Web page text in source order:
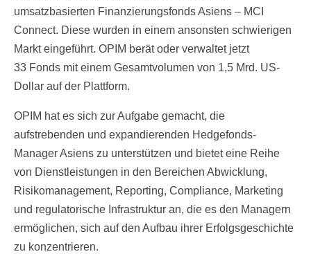
umsatzbasierten Finanzierungsfonds Asiens – MCI
Connect. Diese wurden in einem ansonsten schwierigen
Markt eingeführt. OPIM berät oder verwaltet jetzt
33 Fonds mit einem Gesamtvolumen von 1,5 Mrd. US-
Dollar auf der Plattform.
OPIM hat es sich zur Aufgabe gemacht, die
aufstrebenden und expandierenden Hedgefonds-
Manager Asiens zu unterstützen und bietet eine Reihe
von Dienstleistungen in den Bereichen Abwicklung,
Risikomanagement, Reporting, Compliance, Marketing
und regulatorische Infrastruktur an, die es den Managern
ermöglichen, sich auf den Aufbau ihrer Erfolgsgeschichte
zu konzentrieren.